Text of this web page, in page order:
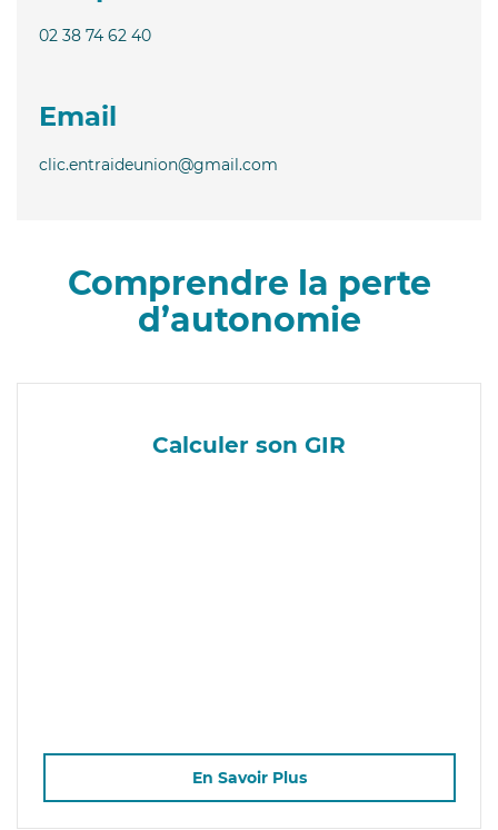
02 38 74 62 40
Email
clic.entraideunion@gmail.com
Comprendre la perte
d’autonomie
Calculer son GIR
En Savoir Plus